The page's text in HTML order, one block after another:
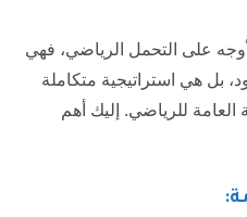
على التحمل الرياضي، فهي
بل هي استراتيجية متكاملة
العامة للرياضي. إليك أهم